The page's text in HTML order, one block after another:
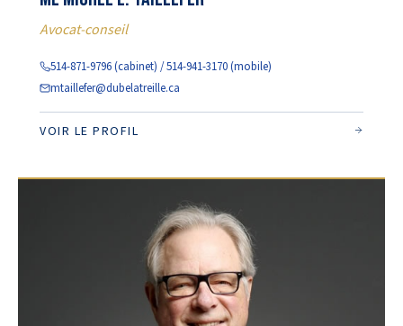
Avocat-conseil
514-871-9796 (cabinet) / 514-941-3170 (mobile)
mtaillefer@dubelatreille.ca
VOIR LE PROFIL